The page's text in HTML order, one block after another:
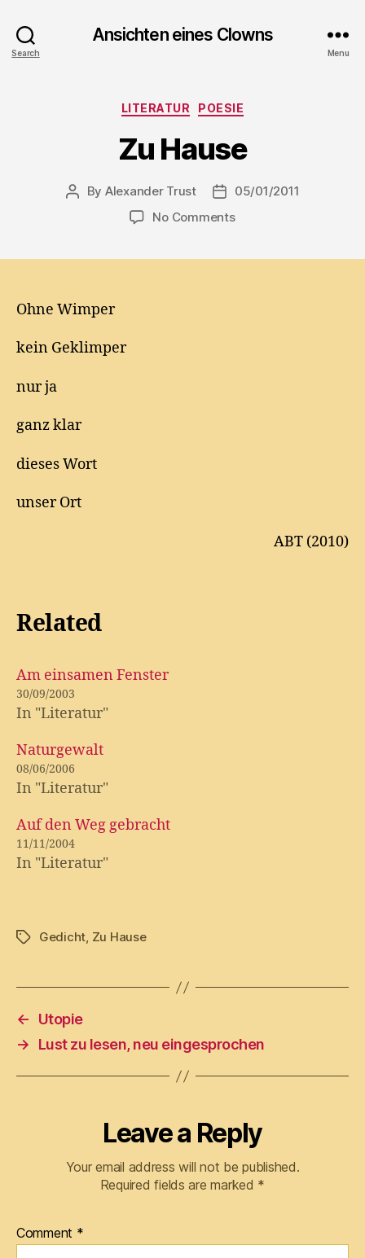
Search
Ansichten eines Clowns
Menu
Categories
LITERATUR POESIE
Zu Hause
Post
By Alexander Trust
Post05/01/2011
No Commentson
Ohne Wimper
kein Geklimper
nur ja
ganz klar
dieses Wort
unser Ort
ABT (2010)
Related
Am einsamen Fenster
30/09/2003
In "Literatur"
Naturgewalt
08/06/2006
In "Literatur"
Auf den Weg gebracht
11/11/2004
In "Literatur"
TagsGedicht, Zu Hause
←
Utopie
→
Lust zu lesen, neu eingesprochen
Leave a Reply
Your email address will not be published.
Required fields are marked *
Comment *